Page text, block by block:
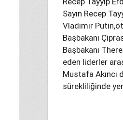
Sayın Recep
Vladimir
Başbakanı
Başbakanı
eden liderler
Mustafa Akıncı
sürekliliğinde